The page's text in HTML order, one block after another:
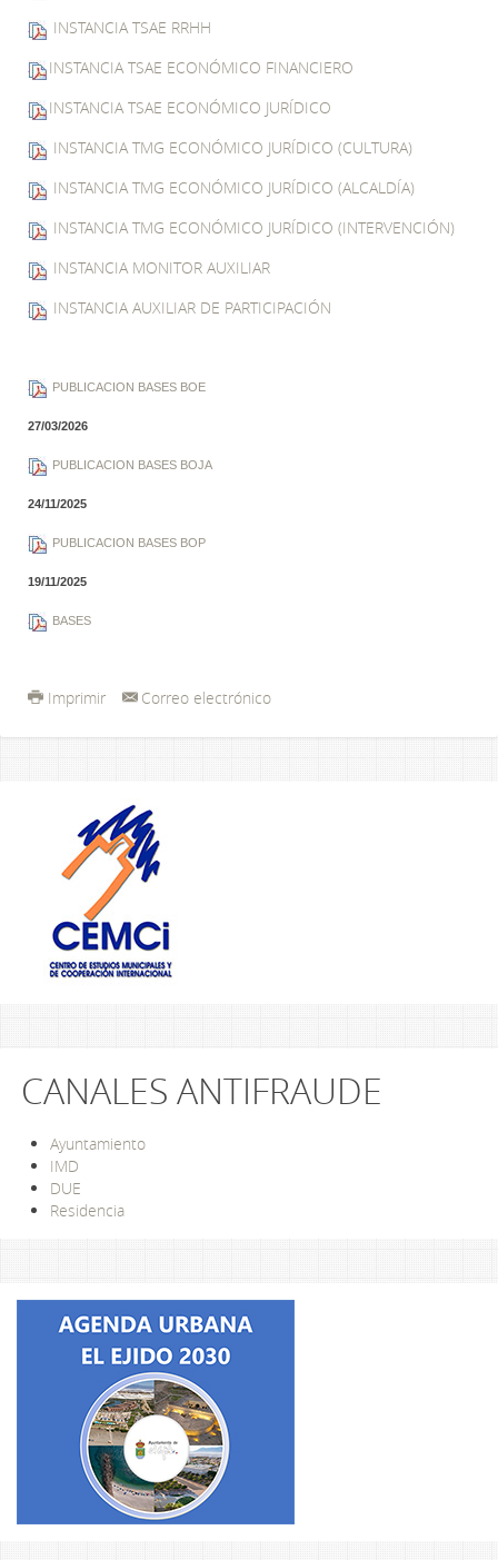
INSTANCIA TSAE RRHH
INSTANCIA TSAE ECONÓMICO FINANCIERO
INSTANCIA TSAE ECONÓMICO JURÍDICO
INSTANCIA TMG ECONÓMICO JURÍDICO (CULTURA)
INSTANCIA TMG ECONÓMICO JURÍDICO (ALCALDÍA)
INSTANCIA TMG ECONÓMICO JURÍDICO (INTERVENCIÓN)
INSTANCIA MONITOR AUXILIAR
INSTANCIA AUXILIAR DE PARTICIPACIÓN
PUBLICACION BASES BOE
27/03/2026
PUBLICACION BASES BOJA
24/11/2025
PUBLICACION BASES BOP
19/11/2025
BASES
Imprimir Correo electrónico
CANALES ANTIFRAUDE
Ayuntamiento
IMD
DUE
Residencia